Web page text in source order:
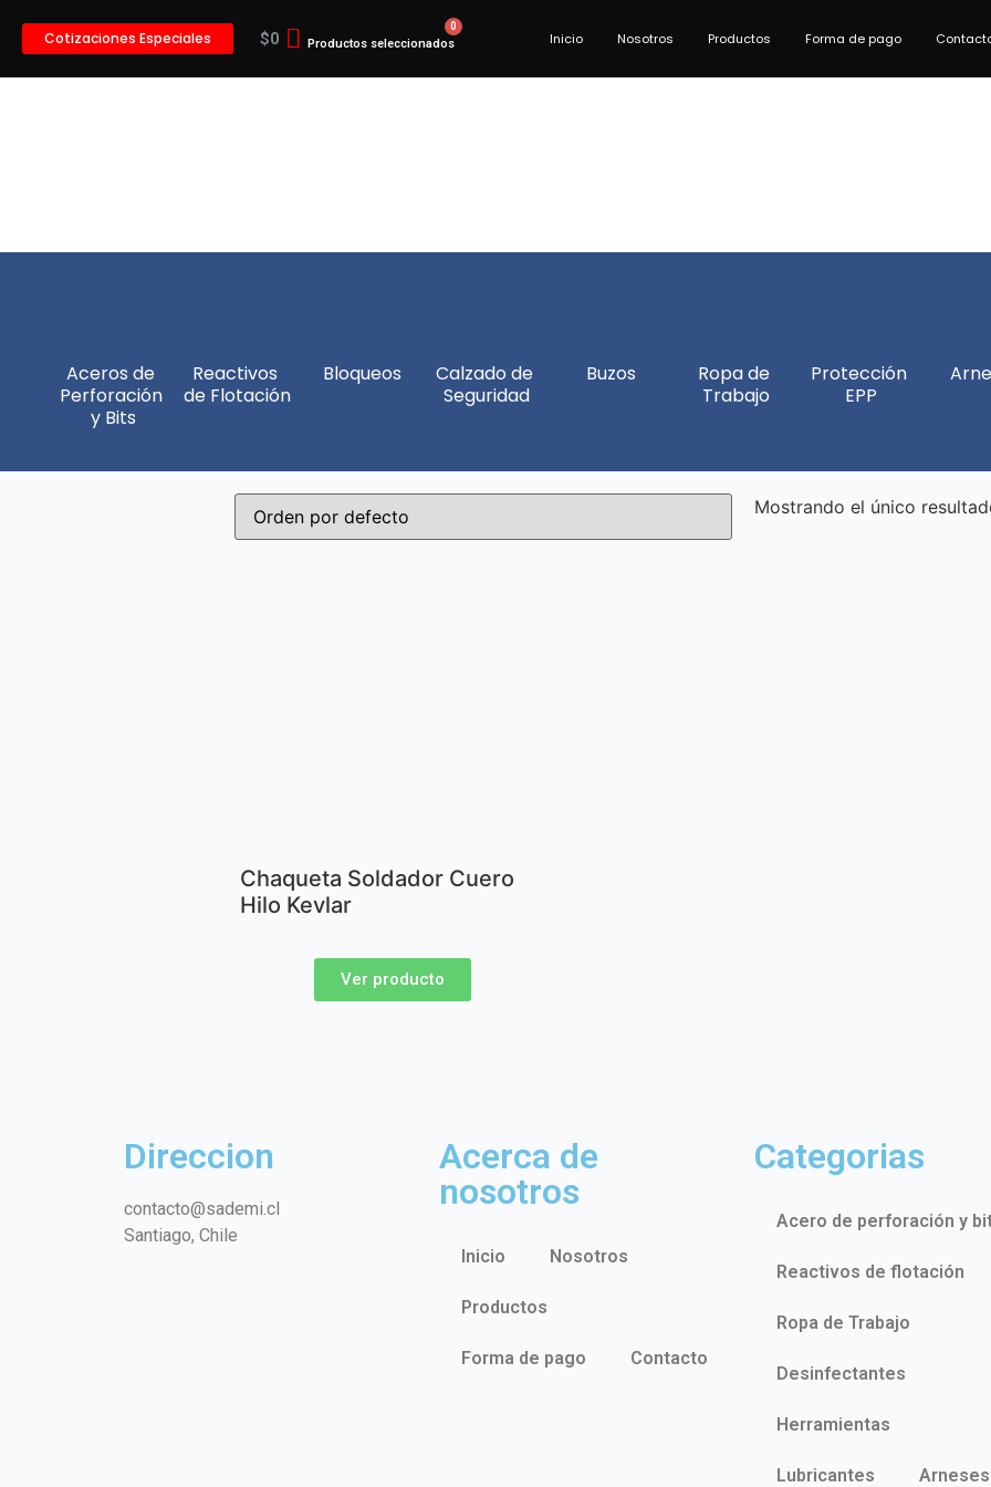
Cotizaciones Especiales $0 Inicio Nosotros Productos Forma de pago
Aceros de
Perforación
y Bits
Reactivos
de Flotación
Bloqueos
Calzado de
Seguridad
Buzos
Ropa de
Trabajo
Protección
EPP
Mostrando el único
Chaqueta Soldador Cuero
Hilo Kevlar
Ver producto
Direccion
contacto@sademi.cl
Santiago, Chile
Acerca de
nosotros
Inicio Nosotros
Productos
Forma de pago Contacto
Categorias
Acero de perforación y
Reactivos de flotación
Ropa de Trabajo
Desinfectantes
Herramientas
Lubricantes Arneses